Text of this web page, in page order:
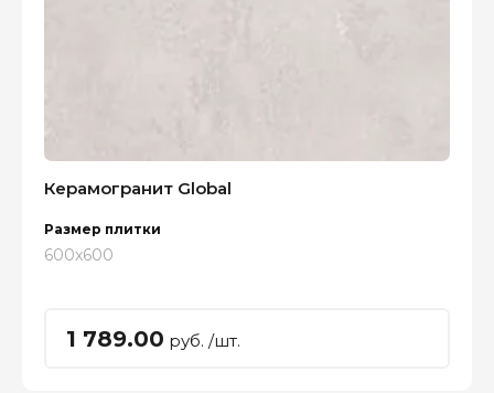
Керамогранит Global
Размер плитки
600x600
1 789.00 руб. /шт.